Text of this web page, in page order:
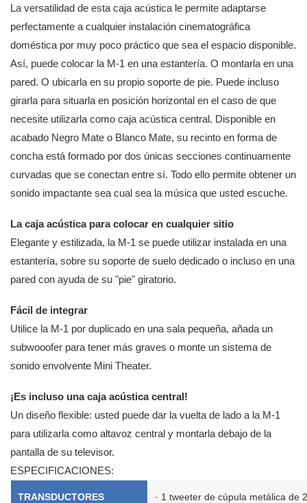
La versatilidad de esta caja acústica le permite adaptarse
perfectamente a cualquier instalación cinematográfica
doméstica por muy poco práctico que sea el espacio disponible.
Así, puede colocar la M-1 en una estantería. O montarla en una
pared. O ubicarla en su propio soporte de pie. Puede incluso
girarla para situarla en posición horizontal en el caso de que
necesite utilizarla como caja acústica central. Disponible en
acabado Negro Mate o Blanco Mate, su recinto en forma de
concha está formado por dos únicas secciones continuamente
curvadas que se conectan entre sí. Todo ello permite obtener un
sonido impactante sea cual sea la música que usted escuche.
La caja acústica para colocar en cualquier sitio
Elegante y estilizada, la M-1 se puede utilizar instalada en una
estantería, sobre su soporte de suelo dedicado o incluso en una
pared con ayuda de su "pie" giratorio.
Fácil de integrar
Utilice la M-1 por duplicado en una sala pequeña, añada un
subwooofer para tener más graves o monte un sistema de
sonido envolvente Mini Theater.
¡Es incluso una caja acústica central!
Un diseño flexible: usted puede dar la vuelta de lado a la M-1
para utilizarla como altavoz central y montarla debajo de la
pantalla de su televisor.
ESPECIFICACIONES:
TRANSDUCTORES
· 1 tweeter de cúpula metálica de